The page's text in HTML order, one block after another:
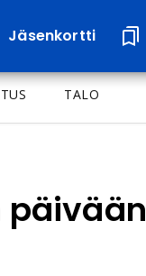
Jäsenkortti
TALO
päivään